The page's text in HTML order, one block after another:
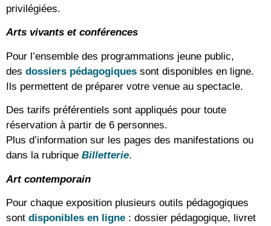
privilégiées.
Arts vivants et conférences
Pour l’ensemble des programmations jeune public,
des dossiers pédagogiques sont disponibles en ligne.
Ils permettent de préparer votre venue au spectacle.
Des tarifs préférentiels sont appliqués pour toute
réservation à partir de 6 personnes.
Plus d’information sur les pages des manifestations ou
dans la rubrique Billetterie.
Art contemporain
Pour chaque exposition plusieurs outils pédagogiques
sont disponibles en ligne : dossier pédagogique, livret